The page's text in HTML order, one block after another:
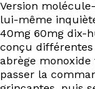
Version
lui-même
40mg 60mg dix-
conçu
abrège
passer la